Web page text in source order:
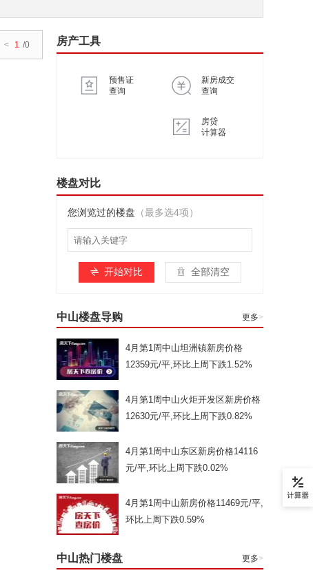
< 1 /0 房产工具
预售证
查询
新房成交
查询
房贷
计算器
楼盘对比
您浏览过的楼盘 （最多选4项）
开始对比 全部清空
中山楼盘导购 更多>
4月第1周中山坦洲镇新房价格
12359元/平,环比上周下跌1.52%
4月第1周中山火炬开发区新房价格
12630元/平,环比上周下跌0.82%
4月第1周中山东区新房价格14116
元/平,环比上周下跌0.02%
4月第1周中山新房价格11469元/平,
环比上周下跌0.59%
中山热门楼盘 更多>